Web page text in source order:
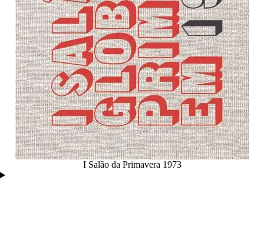
I Salão da Primavera 1973